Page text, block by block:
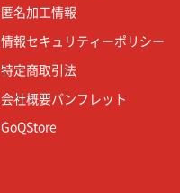
匿名加工情報
情報セキュリティーポリシー
特定商取引法
会社概要パンフレット
GoQStore